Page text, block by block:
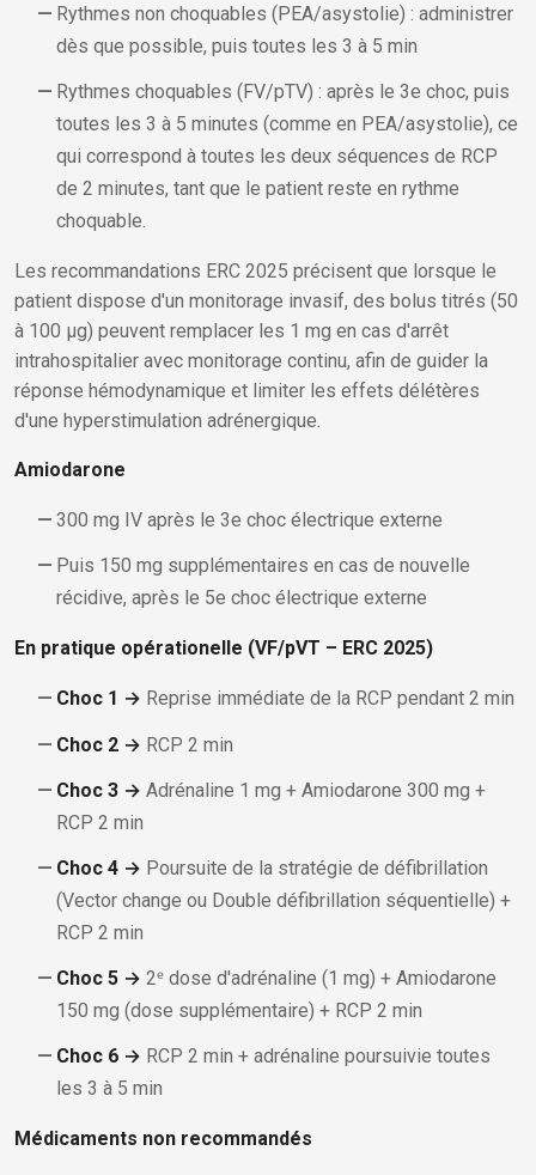
Rythmes non choquables (PEA/asystolie) : administrer
dès que possible, puis toutes les 3 à 5 min
Rythmes choquables (FV/pTV) : après le 3e choc, puis
toutes les 3 à 5 minutes (comme en PEA/asystolie), ce
qui correspond à toutes les deux séquences de RCP
de 2 minutes, tant que le patient reste en rythme
choquable.
Les recommandations ERC 2025 précisent que lorsque le
patient dispose d'un monitorage invasif, des bolus titrés (50
à 100 µg) peuvent remplacer les 1 mg en cas d'arrêt
intrahospitalier avec monitorage continu, afin de guider la
réponse hémodynamique et limiter les effets délétères
d'une hyperstimulation adrénergique.
Amiodarone
300 mg IV après le 3e choc électrique externe
Puis 150 mg supplémentaires en cas de nouvelle
récidive, après le 5e choc électrique externe
En pratique opérationelle (VF/pVT – ERC 2025)
Choc 1 → Reprise immédiate de la RCP pendant 2 min
Choc 2 → RCP 2 min
Choc 3 → Adrénaline 1 mg + Amiodarone 300 mg +
RCP 2 min
Choc 4 → Poursuite de la stratégie de défibrillation
(Vector change ou Double défibrillation séquentielle) +
RCP 2 min
Choc 5 → 2ᵉ dose d'adrénaline (1 mg) + Amiodarone
150 mg (dose supplémentaire) + RCP 2 min
Choc 6 → RCP 2 min + adrénaline poursuivie toutes
les 3 à 5 min
Médicaments non recommandés